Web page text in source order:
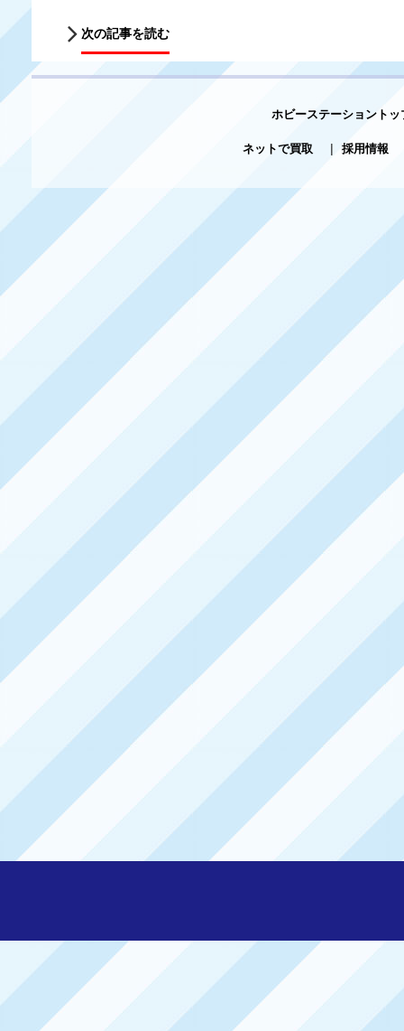
次の記事を読む
ホビーステーショントッ
ネットで買取
| 採用情報